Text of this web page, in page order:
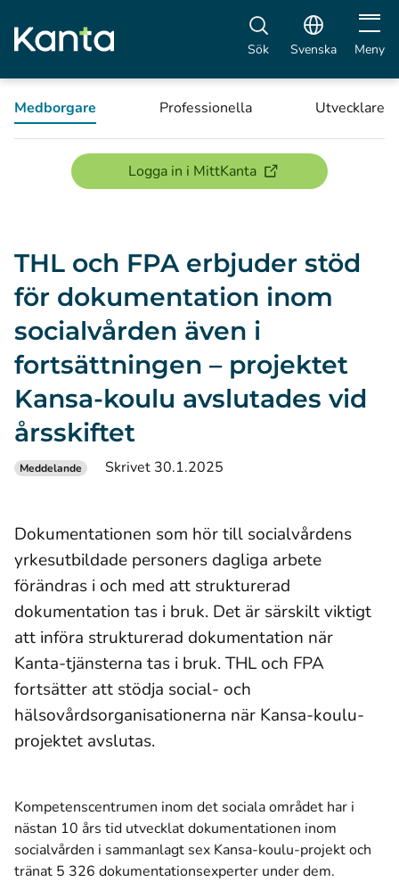
Sök Svenska Öppna
Meny
Medborgare Professionella Utvecklare
Logga in i MittKanta(öppnas i ett nytt
THL och FPA erbjuder stöd
för dokumentation inom
socialvården även i
fortsättningen – projektet
Kansa-koulu avslutades vid
årsskiftet
Meddelande Skrivet 30.1.2025
Dokumentationen som hör till socialvårdens
yrkesutbildade personers dagliga arbete
förändras i och med att strukturerad
dokumentation tas i bruk. Det är särskilt viktigt
att införa strukturerad dokumentation när
Kanta-tjänsterna tas i bruk. THL och FPA
fortsätter att stödja social- och
hälsovårdsorganisationerna när Kansa-koulu-
projektet avslutas.
Kompetenscentrumen inom det sociala området har i
nästan 10 års tid utvecklat dokumentationen inom
socialvården i sammanlagt sex Kansa-koulu-projekt och
tränat 5 326 dokumentationsexperter under dem.